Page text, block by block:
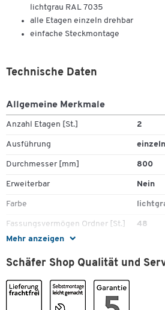
lichtgrau RAL 7035
alle Etagen einzeln drehbar
einfache Steckmontage
Mehr anzeigen
Technische Daten
Allgemeine Merkmale
Anzahl Etagen [St.] 2
Ausführung
Durchmesser [mm] 800
Erweiterbar Nein
Farbe
Fassungsvermögen Ordner [St.] 48
Fassungsvermögen pro Etage
[St.]
Höhe [mm]
Schäfer Shop Qualität und